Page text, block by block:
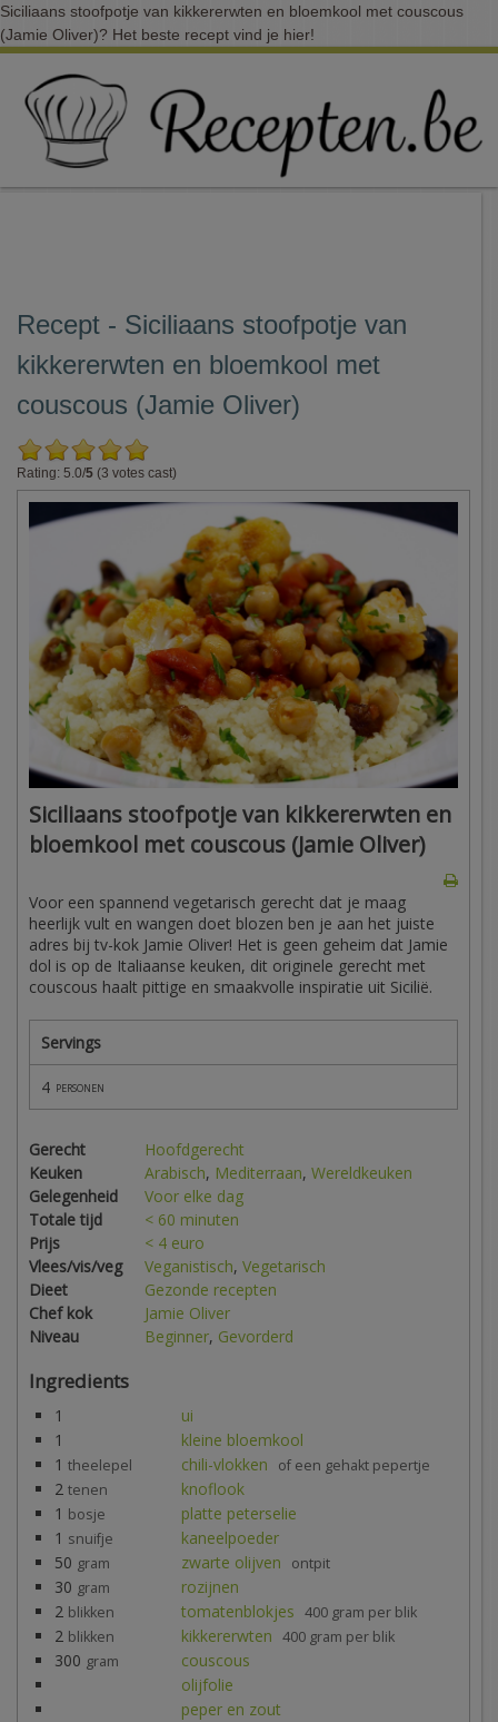
Siciliaans stoofpotje van kikkererwten en bloemkool met couscous
(Jamie Oliver)? Het beste recept vind je hier!
Recept - Siciliaans stoofpotje van
kikkererwten en bloemkool met
couscous (Jamie Oliver)
Rating: 5.0/5 (3 votes cast)
Siciliaans stoofpotje van kikkererwten en
bloemkool met couscous (Jamie Oliver)
Voor een spannend vegetarisch gerecht dat je maag
heerlijk vult en wangen doet blozen ben je aan het juiste
adres bij tv-kok Jamie Oliver! Het is geen geheim dat Jamie
dol is op de Italiaanse keuken, dit originele gerecht met
couscous haalt pittige en smaakvolle inspiratie uit Sicilië.
Servings
4 personen
Gerecht
Hoofdgerecht
Keuken
Arabisch, Mediterraan, Wereldkeuken
Gelegenheid
Voor elke dag
Totale tijd
< 60 minuten
Prijs
< 4 euro
Vlees/vis/veg
Veganistisch, Vegetarisch
Dieet
Gezonde recepten
Chef kok
Jamie Oliver
Niveau
Beginner, Gevorderd
Ingredients
1
ui
1
kleine bloemkool
1 theelepel chili-vlokken of een gehakt pepertje
2 tenen
knoflook
1 bosje
platte peterselie
1 snuifje
kaneelpoeder
50 gram zwarte olijven ontpit
30 gram
rozijnen
2 blikken tomatenblokjes 400 gram per blik
2 blikken kikkererwten 400 gram per blik
300 gram
couscous
olijfolie
peper en zout